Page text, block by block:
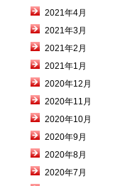
2021年4月
2021年3月
2021年2月
2021年1月
2020年12月
2020年11月
2020年10月
2020年9月
2020年8月
2020年7月